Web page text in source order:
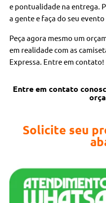
e pontualidade na entrega.
a gente e faça do seu evento
Peça agora mesmo um
em realidade com as
Expressa. Entre em contato!
Entre em contato
Solicite seu